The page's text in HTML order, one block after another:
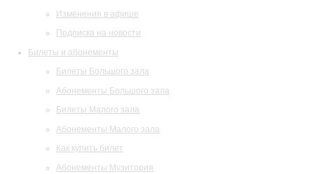
Изменения в афише
Подписка на новости
Билеты и абонементы
Билеты Большого зала
Абонементы Большого зала
Билеты Малого зала
Абонементы Малого зала
Как купить билет
Абонементы Музитория